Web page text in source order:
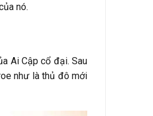
nó.
Ai Cập cổ đại. Sau
như là thủ đô mới